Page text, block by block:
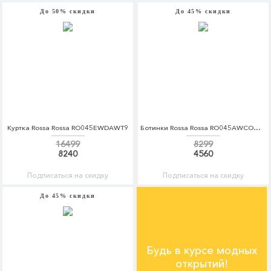
До 50% скидки
Куртка Rossa Rossa RO045EWDAWT9
16499
8240
Подписаться на скидку
До 45% скидки
Ботинки Rossa Rossa RO045AWCOQC7
8299
4560
Подписаться на скидку
До 45% скидки
Будь в курсе модных
открытий!